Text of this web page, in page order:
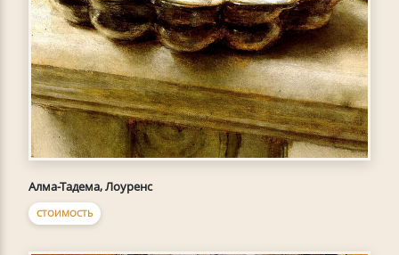
Алма-Тадема, Лоуренс
СТОИМОСТЬ